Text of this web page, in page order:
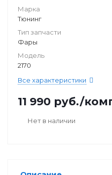
Марка
Тюнинг
Тип запчасти
Фары
Модель
2170
Все характеристики
11 990 руб./
Нет в наличии